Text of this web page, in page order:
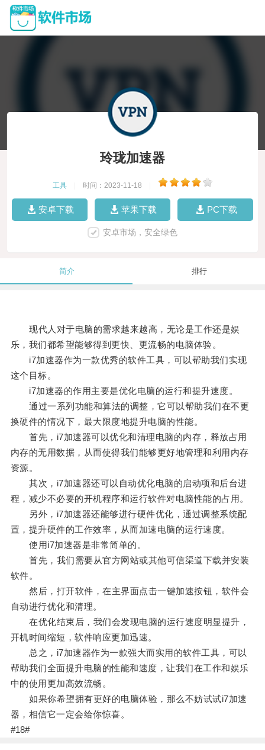
玲珑加速器
工具 时间：2023-11-18
安卓下载 苹果下载 PC下载
安卓市场，安全绿色
简介 排行
现代人对于电脑的需求越来越高，无论是工作还是娱
乐，我们都希望能够得到更快、更流畅的电脑体验。
i7加速器作为一款优秀的软件工具，可以帮助我们实现
这个目标。
i7加速器的作用主要是优化电脑的运行和提升速度。
通过一系列功能和算法的调整，它可以帮助我们在不更
换硬件的情况下，最大限度地提升电脑的性能。
首先，i7加速器可以优化和清理电脑的内存，释放占用
内存的无用数据，从而使得我们能够更好地管理和利用内存
资源。
其次，i7加速器还可以自动优化电脑的启动项和后台进
程，减少不必要的开机程序和运行软件对电脑性能的占用。
另外，i7加速器还能够进行硬件优化，通过调整系统配
置，提升硬件的工作效率，从而加速电脑的运行速度。
使用i7加速器是非常简单的。
首先，我们需要从官方网站或其他可信渠道下载并安装
软件。
然后，打开软件，在主界面点击一键加速按钮，软件会
自动进行优化和清理。
在优化结束后，我们会发现电脑的运行速度明显提升，
开机时间缩短，软件响应更加迅速。
总之，i7加速器作为一款强大而实用的软件工具，可以
帮助我们全面提升电脑的性能和速度，让我们在工作和娱乐
中的使用更加高效流畅。
如果你希望拥有更好的电脑体验，那么不妨试试i7加速
器，相信它一定会给你惊喜。
#18#